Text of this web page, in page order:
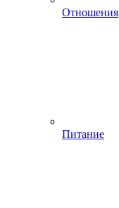
Отношения
Питание